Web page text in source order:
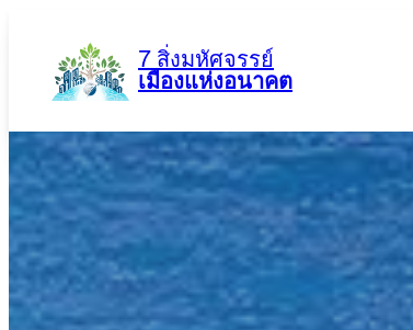
เนื้อหา
7 สิ่งมหัศจรรย์
เมืองแห่งอนาคต